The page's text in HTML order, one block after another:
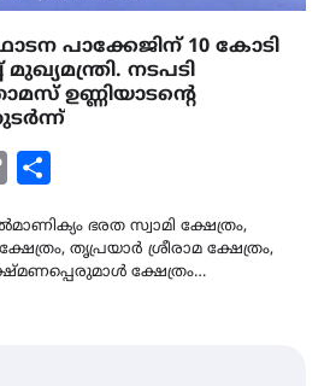
പാക്കേജിന് 10 കോടി
നടപടി
ഉണ്ണിയാടന്റെ
Copy
ഭരത സ്വാമി ക്ഷേത്രം,
തൃപ്രയാർ ശ്രീരാമ ക്ഷേത്രം,
ക്ഷേത്രം…